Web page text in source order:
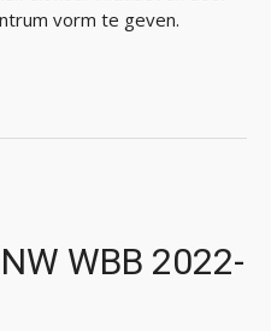
vorm te geven.
WBB 2022-